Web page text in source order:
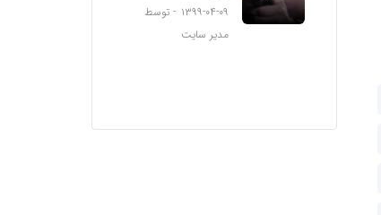
۱۳۹۹-۰۴-۰۹
توسط
مدیر سایت